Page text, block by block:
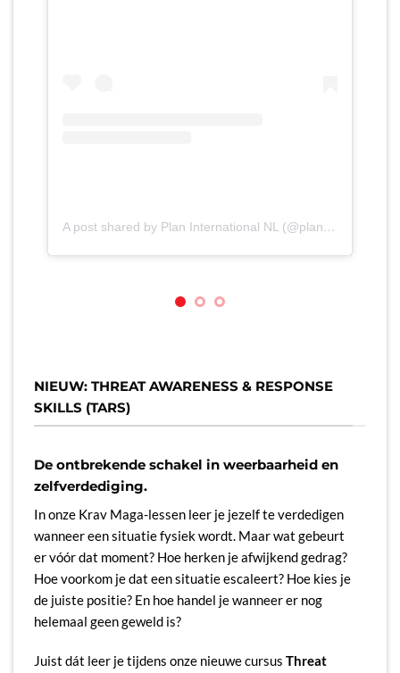
A post shared by Plan International NL (@planinternationalnl)
NIEUW: THREAT AWARENESS & RESPONSE
SKILLS (TARS)
De ontbrekende schakel in weerbaarheid en
zelfverdediging.
In onze Krav Maga-lessen leer je jezelf te verdedigen
wanneer een situatie fysiek wordt. Maar wat gebeurt
er vóór dat moment? Hoe herken je afwijkend gedrag?
Hoe voorkom je dat een situatie escaleert? Hoe kies je
de juiste positie? En hoe handel je wanneer er nog
helemaal geen geweld is?
Juist dát leer je tijdens onze nieuwe cursus Threat